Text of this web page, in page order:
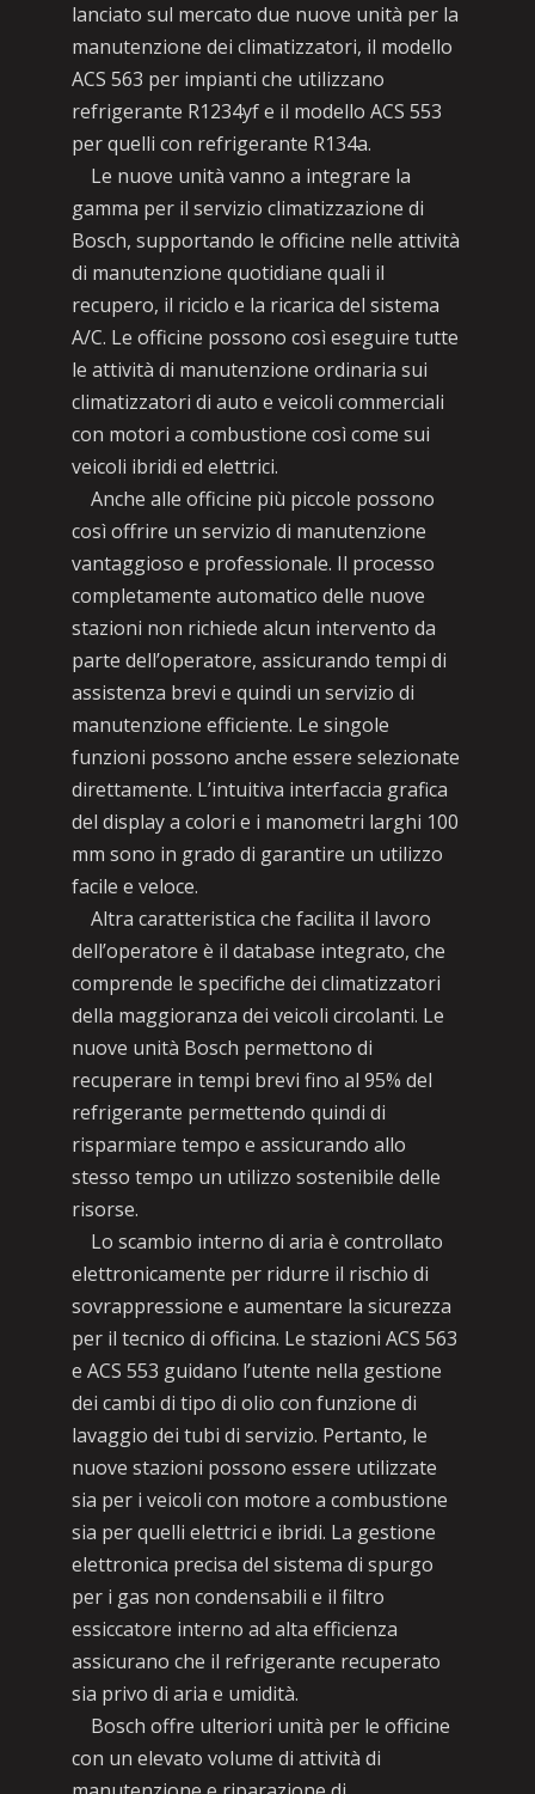
lanciato sul mercato due nuove unità per la
manutenzione dei climatizzatori, il modello
ACS 563 per impianti che utilizzano
refrigerante R1234yf e il modello ACS 553
per quelli con refrigerante R134a.
Le nuove unità vanno a integrare la
gamma per il servizio climatizzazione di
Bosch, supportando le officine nelle attività
di manutenzione quotidiane quali il
recupero, il riciclo e la ricarica del sistema
A/C. Le officine possono così eseguire tutte
le attività di manutenzione ordinaria sui
climatizzatori di auto e veicoli commerciali
con motori a combustione così come sui
veicoli ibridi ed elettrici.
Anche alle officine più piccole possono
così offrire un servizio di manutenzione
vantaggioso e professionale. Il processo
completamente automatico delle nuove
stazioni non richiede alcun intervento da
parte dell’operatore, assicurando tempi di
assistenza brevi e quindi un servizio di
manutenzione efficiente. Le singole
funzioni possono anche essere selezionate
direttamente. L’intuitiva interfaccia grafica
del display a colori e i manometri larghi 100
mm sono in grado di garantire un utilizzo
facile e veloce.
Altra caratteristica che facilita il lavoro
dell’operatore è il database integrato, che
comprende le specifiche dei climatizzatori
della maggioranza dei veicoli circolanti. Le
nuove unità Bosch permettono di
recuperare in tempi brevi fino al 95% del
refrigerante permettendo quindi di
risparmiare tempo e assicurando allo
stesso tempo un utilizzo sostenibile delle
risorse.
Lo scambio interno di aria è controllato
elettronicamente per ridurre il rischio di
sovrappressione e aumentare la sicurezza
per il tecnico di officina. Le stazioni ACS 563
e ACS 553 guidano l’utente nella gestione
dei cambi di tipo di olio con funzione di
lavaggio dei tubi di servizio. Pertanto, le
nuove stazioni possono essere utilizzate
sia per i veicoli con motore a combustione
sia per quelli elettrici e ibridi. La gestione
elettronica precisa del sistema di spurgo
per i gas non condensabili e il filtro
essiccatore interno ad alta efficienza
assicurano che il refrigerante recuperato
sia privo di aria e umidità.
Bosch offre ulteriori unità per le officine
con un elevato volume di attività di